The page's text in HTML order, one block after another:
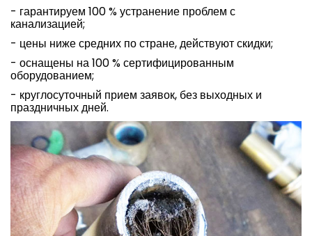
- гарантируем 100 % устранение проблем с
канализацией;
- цены ниже средних по стране, действуют скидки;
- оснащены на 100 % сертифицированным
оборудованием;
- круглосуточный прием заявок, без выходных и
праздничных дней.